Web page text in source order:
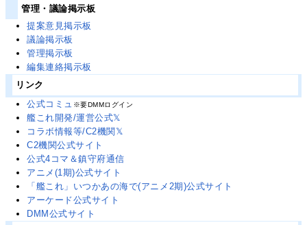
管理・議論掲示板
提案意見掲示板
議論掲示板
管理掲示板
編集連絡掲示板
リンク
公式コミュ ※要DMMログイン
艦これ開発/運営公式𝕏
コラボ情報等/C2機関𝕏
C2機関公式サイト
公式4コマ＆鎮守府通信
アニメ(1期)公式サイト
「艦これ」いつかあの海で(アニメ2期)公式サイト
アーケード公式サイト
DMM公式サイト